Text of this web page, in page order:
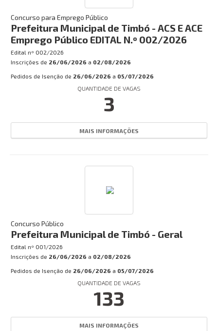
Concurso para Emprego Público
Prefeitura Municipal de Timbó - ACS E ACE
Emprego Público EDITAL N.º 002/2026
Edital nº 002/2026
Inscrições de 26/06/2026 a 02/08/2026
Pedidos de Isenção de 26/06/2026 a 05/07/2026
QUANTIDADE DE VAGAS
3
MAIS INFORMAÇÕES
Concurso Público
Prefeitura Municipal de Timbó - Geral
Edital nº 001/2026
Inscrições de 26/06/2026 a 02/08/2026
Pedidos de Isenção de 26/06/2026 a 05/07/2026
QUANTIDADE DE VAGAS
133
MAIS INFORMAÇÕES